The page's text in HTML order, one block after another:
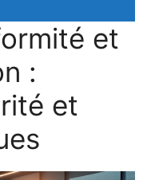
et
:
et